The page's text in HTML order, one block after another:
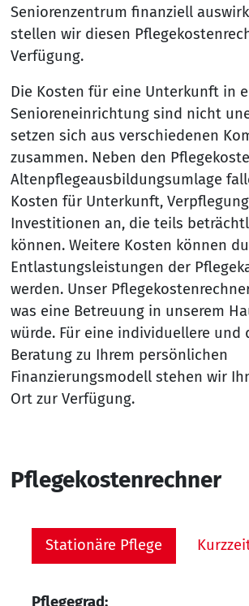
Seniorenzentrum finanziell
stellen wir diesen
Verfügung.
Die Kosten für eine Unterkunft in
Senioreneinrichtung sind nicht
setzen sich aus verschiedenen
zusammen. Neben den
Altenpflegeausbildungsumlage
Kosten für Unterkunft,
Investitionen an, die teils
können. Weitere Kosten können
Entlastungsleistungen der
werden. Unser
was eine Betreuung in unserem
würde. Für eine individuellere und
Beratung zu Ihrem persönlichen
Finanzierungsmodell stehen wir
Ort zur Verfügung.
Pflegekostenrechner
Stationäre Pflege
Pflegegrad: